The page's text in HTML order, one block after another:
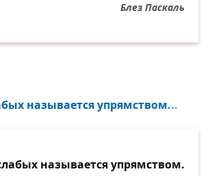
Блез Паскаль
называется упрямством...
называется упрямством.